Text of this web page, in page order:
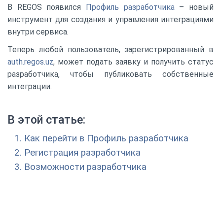
В REGOS появился Профиль разработчика– новый
инструмент для создания и управления интеграциями
внутри сервиса.
Теперь любой пользователь, зарегистрированный в
auth.regos.uz, может подать заявку и получить статус
разработчика, чтобы публиковать собственные
интеграции.
В этой статье:
Как перейти в Профиль разработчика
Регистрация разработчика
Возможности разработчика